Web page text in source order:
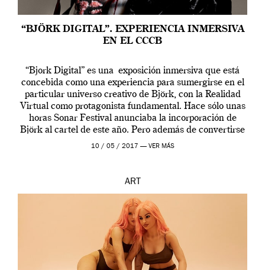
“BJÖRK DIGITAL”. EXPERIENCIA INMERSIVA
EN EL CCCB
“Bjork Digital” es una exposición inmersiva que está
concebida como una experiencia para sumergirse en el
particular universo creativo de Björk, con la Realidad
Virtual como protagonista fundamental. Hace sólo unas
horas Sonar Festival anunciaba la incorporación de
Björk al cartel de este año. Pero además de convertirse
en una de las actuaciones más relevantes […]
10 / 05 / 2017 — VER MÁS
ART